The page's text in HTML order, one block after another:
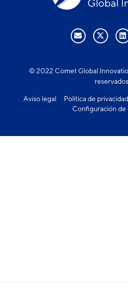
© 2022 Comet Global
reservados
Aviso legal Política de privacidad
Configuración de